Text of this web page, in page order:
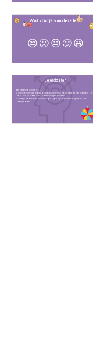
Wat vond je van deze les?
😒 🙁 😐 🙂😃
Leerdoelen
Aan het einde van de les ...
kun je een keuze maken op basis van wat je nodig hebt óf van plan bent om
te kopen, in plaats van op aanbiedingen te letten.
weet je dat er soms financiële gevolgen zijn wanneer iets gratis wordt
aangeboden.